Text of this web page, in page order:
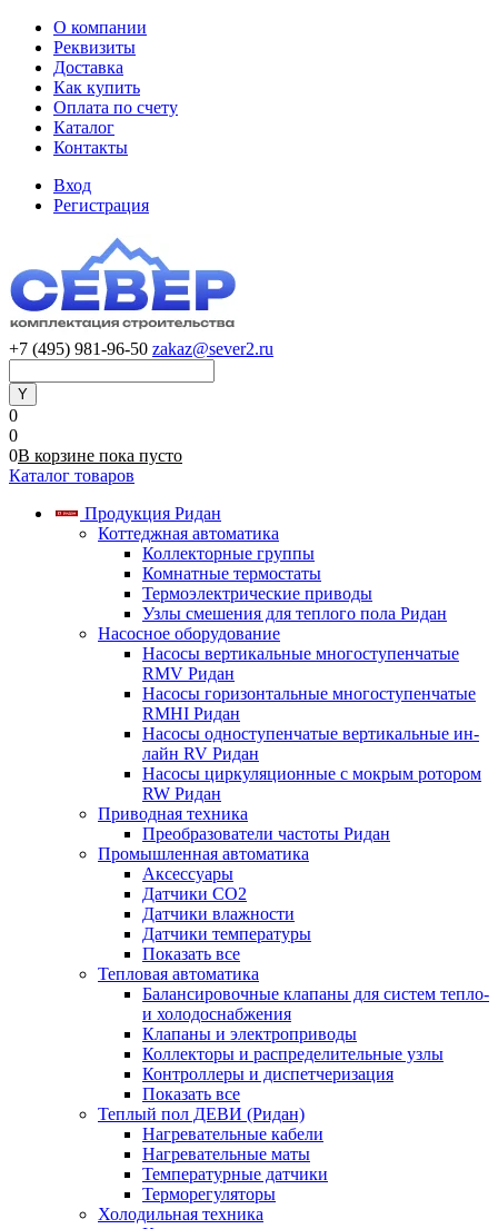
О компании
Реквизиты
Доставка
Как купить
Оплата по счету
Каталог
Контакты
Вход
Регистрация
+7 (495) 981-96-50 zakaz@sever2.ru
0
0
0В корзине пока пусто
Каталог товаров
Продукция Ридан
Коттеджная автоматика
Коллекторные группы
Комнатные термостаты
Термоэлектрические приводы
Узлы смешения для теплого пола Ридан
Насосное оборудование
Насосы вертикальные многоступенчатые
RMV Ридан
Насосы горизонтальные многоступенчатые
RMHI Ридан
Насосы одноступенчатые вертикальные ин-
лайн RV Ридан
Насосы циркуляционные с мокрым ротором
RW Ридан
Приводная техника
Преобразователи частоты Ридан
Промышленная автоматика
Аксессуары
Датчики CO2
Датчики влажности
Датчики температуры
Показать все
Тепловая автоматика
Балансировочные клапаны для систем тепло-
и холодоснабжения
Клапаны и электроприводы
Коллекторы и распределительные узлы
Контроллеры и диспетчеризация
Показать все
Теплый пол ДЕВИ (Ридан)
Нагревательные кабели
Нагревательные маты
Температурные датчики
Терморегуляторы
Холодильная техника